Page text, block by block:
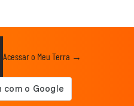
Acessar o Meu Terra →